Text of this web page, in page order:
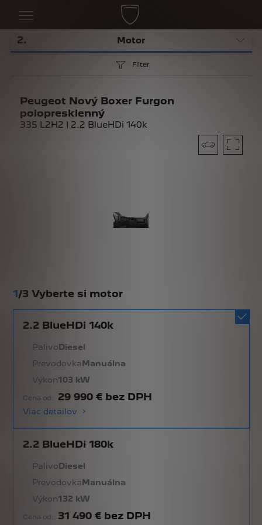
2. Motor
Filter
Peugeot Nový Boxer Furgon
polopresklenný
335 L2H2 | 2.2 BlueHDi 140k
1/3 Vyberte si motor
2.2 BlueHDi 140k
PalivoDiesel
PrevodovkaManuálna
Výkon103 kW
Cena od: 29 990 € bez DPH
Viac detailov
2.2 BlueHDi 180k
PalivoDiesel
PrevodovkaManuálna
Výkon132 kW
Cena od: 31 490 € bez DPH